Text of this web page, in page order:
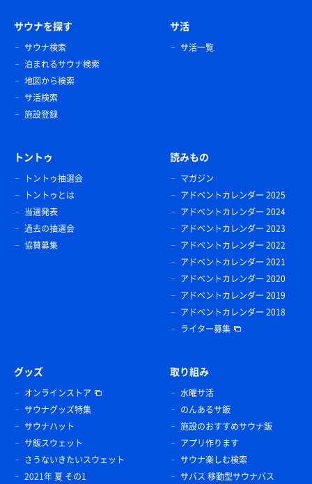
サウナを探す
サウナ検索
泊まれるサウナ検索
地図から検索
サ活検索
施設登録
サ活
サ活一覧
トントゥ
トントゥ抽選会
トントゥとは
当選発表
過去の抽選会
協賛募集
読みもの
マガジン
アドベントカレンダー 2025
アドベントカレンダー 2024
アドベントカレンダー 2023
アドベントカレンダー 2022
アドベントカレンダー 2021
アドベントカレンダー 2020
アドベントカレンダー 2019
アドベントカレンダー 2018
ライター募集
グッズ
オンラインストア
サウナグッズ特集
サウナハット
サ飯スウェット
さうないきたいスウェット
2021年 夏 その1
取り組み
水曜サ活
のんあるサ飯
施設のおすすめサウナ飯
アプリ作ります
サウナ楽しむ検索
サバス 移動型サウナバス